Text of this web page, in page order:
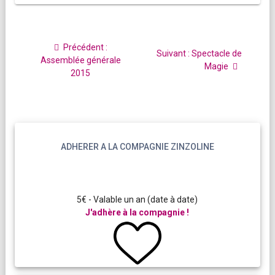
l’article
Précédent :Article
précédent
Assemblée générale
2015
Suivant : Article
suivant
Spectacle de
Magie
ADHERER A LA COMPAGNIE ZINZOLINE
5€ - Valable un an (date à date)
J'adhère à la compagnie !